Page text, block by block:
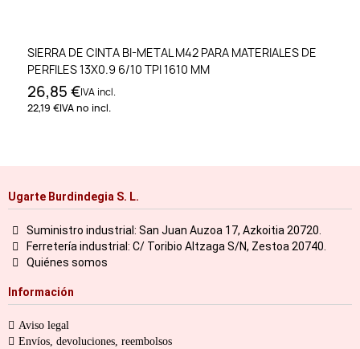
SIERRA DE CINTA BI-METAL M42 PARA MATERIALES DE
PERFILES 13X0.9 6/10 TPI 1610 MM
26,85 €IVA incl.
22,19 €IVA no incl.
Ugarte Burdindegia S. L.
Suministro industrial: San Juan Auzoa 17, Azkoitia 20720.
Ferretería industrial: C/ Toribio Altzaga S/N, Zestoa 20740.
Quiénes somos
Información
Aviso legal
Envíos, devoluciones, reembolsos